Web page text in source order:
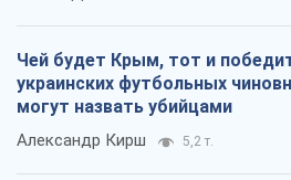
Чей будет Крым, тот и
украинских футбольных
могут назвать убийцами
Александр Кирш 5,2 т.